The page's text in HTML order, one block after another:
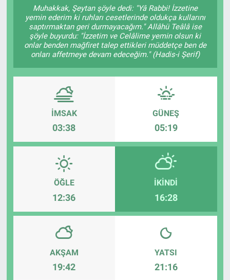
Muhakkak, Şeytan şöyle dedi: "Yâ Rabbi! İzzetine
yemin ederim ki ruhları cesetlerinde oldukça kullarını
saptırmaktan geri durmayacağım." Allâhü Teâlâ ise
şöyle buyurdu: "İzzetim ve Celâlime yemin olsun ki
onlar benden mağfiret talep ettikleri müddetçe ben de
onları affetmeye devam edeceğim." (Hadis-i Şerif)
İMSAK
03:38
GÜNEŞ
05:19
ÖĞLE
12:36
İKINDI
16:28
AKŞAM
19:42
YATSI
21:16
Sağlıklı Yaşam
Siyaset
Spor
Yaşam